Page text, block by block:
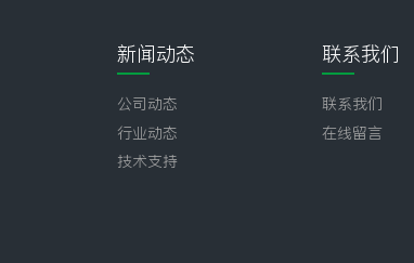
新闻动态
公司动态
行业动态
技术支持
联系我们
联系我们
在线留言